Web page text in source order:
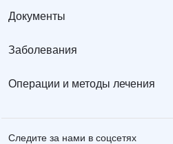
Документы
Заболевания
Операции и методы лечения
Следите за нами в соцсетях